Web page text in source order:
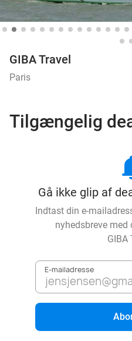
GIBA Travel
Paris
Tilgængelig
Gå ikke glip af
Indtast din e-
nyhedsbreve med
GIBA
E-mailadresse